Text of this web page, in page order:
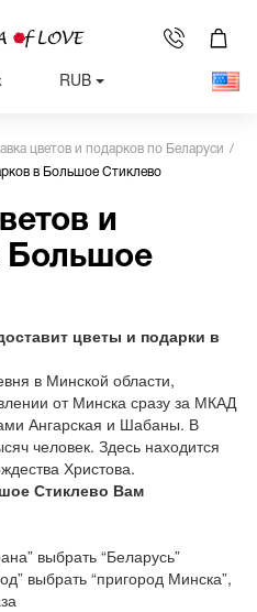
RUB
цветов и подарков по Беларуси
в Большое Стиклево
и
Большое
цветы и подарки в
в Минской области,
от Минска сразу за МКАД
Ангарская и Шабаны. В
человек. Здесь находится
Христова.
Стиклево Вам
выбрать “Беларусь”
выбрать “пригород Минска”,